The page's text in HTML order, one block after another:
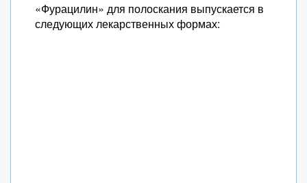
«Фурацилин» для полоскания выпускается в
следующих лекарственных формах: